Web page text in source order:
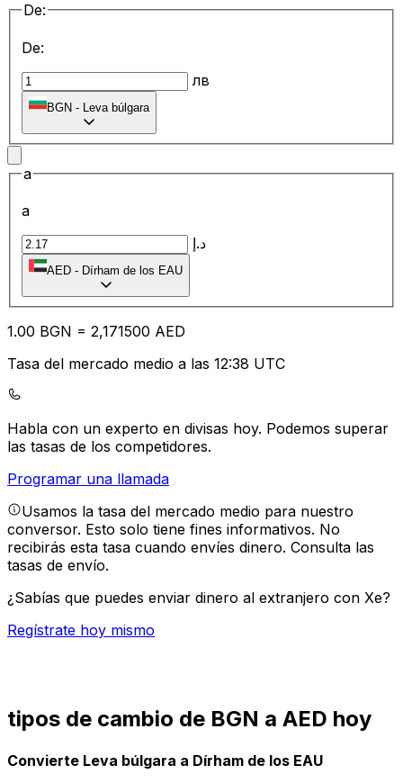
De:
De:
лв
BGN - Leva búlgara
a
a
د.إ
AED - Dírham de los EAU
1.00 BGN = 2,171500 AED
Tasa del mercado medio a las 12:38 UTC
Habla con un experto en divisas hoy. Podemos superar
las tasas de los competidores.
Programar una llamada
Usamos la tasa del mercado medio para nuestro
conversor. Esto solo tiene fines informativos. No
recibirás esta tasa cuando envíes dinero. Consulta las
tasas de envío.
¿Sabías que puedes enviar dinero al extranjero con Xe?
Regístrate hoy mismo
tipos de cambio de BGN a AED hoy
Convierte Leva búlgara a Dírham de los EAU